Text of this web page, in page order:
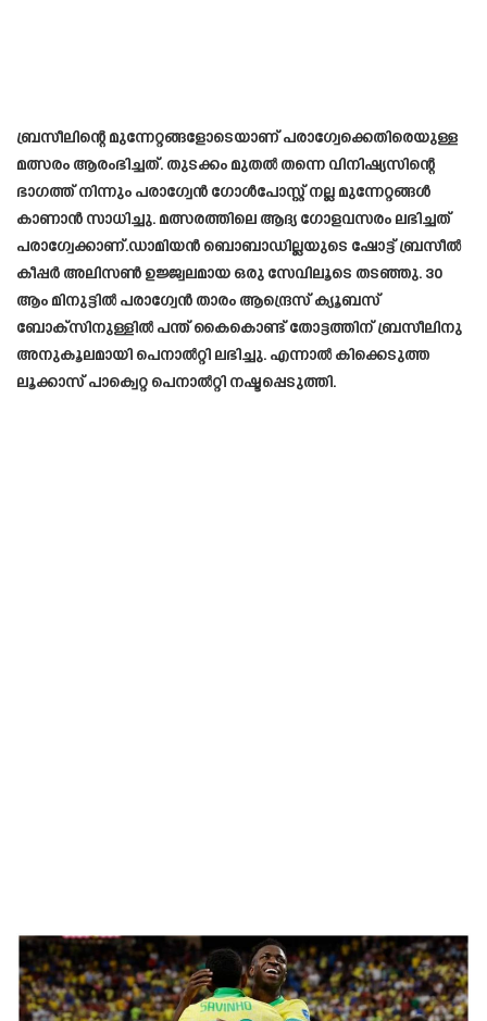
ബ്രസീലിന്റെ മുന്നേറ്റങ്ങളോടെയാണ് പരാഗ്വേക്കെതിരെയുള്ള
മത്സരം ആരംഭിച്ചത്. തുടക്കം മുതൽ തന്നെ വിനിഷ്യസിന്റെ
ഭാഗത്ത് നിന്നും പരാഗ്വേൻ ഗോൾപോസ്റ്റ് നല്ല മുന്നേറ്റങ്ങൾ
കാണാൻ സാധിച്ചു. മത്സരത്തിലെ ആദ്യ ഗോളവസരം ലഭിച്ചത്
പരാഗ്വേക്കാണ്.ഡാമിയൻ ബൊബാഡില്ലയുടെ ഷോട്ട് ബ്രസീൽ
കീപ്പർ അലിസൺ ഉജ്ജ്വലമായ ഒരു സേവിലൂടെ തടഞ്ഞു. 30
ആം മിനുട്ടിൽ പരാഗ്വേൻ താരം ആന്ദ്രെസ് ക്യൂബസ്
ബോക്‌സിനുള്ളിൽ പന്ത് കൈകൊണ്ട് തോട്ടത്തിന് ബ്രസീലിനു
അനുകൂലമായി പെനാൽറ്റി ലഭിച്ചു. എന്നാൽ കിക്കെടുത്ത
ലൂക്കാസ് പാക്വെറ്റ പെനാൽറ്റി നഷ്ടപ്പെടുത്തി.